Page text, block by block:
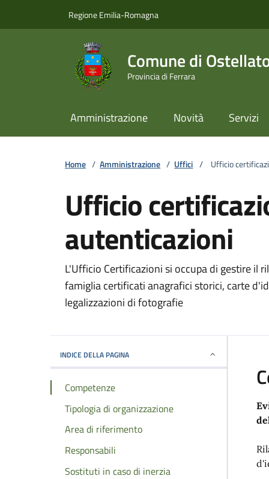
Regione Emilia-Romagna
Comune di
Provincia di Ferrara
Amministrazione Novità Servizi
Home / Amministrazione / Uffici / Ufficio
Ufficio
autenticazioni
L'Ufficio Certificazioni si occupa di gestire il
famiglia certificati anagrafici storici, carte
legalizzazioni di fotografie
INDICE DELLA PAGINA
Competenze
Tipologia di organizzazione
Area di riferimento
Responsabili
Sostituti in caso di inerzia